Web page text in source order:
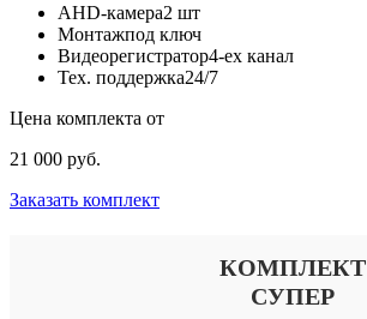
AHD-камера2 шт
Монтажпод ключ
Видеорегистратор4-ех канал
Тех. поддержка24/7
Цена комплекта от
21 000 руб.
Заказать комплект
КОМПЛЕКТ
СУПЕР